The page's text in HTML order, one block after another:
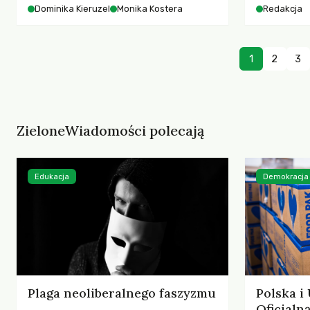
współczesnego miasta.
Dominika Kieruzel Monika Kostera Redakcja
1 2 3
ZieloneWiadomości polecają
Plaga neoliberalnego faszyzmu
Edukacja
Polska i
Demokracja